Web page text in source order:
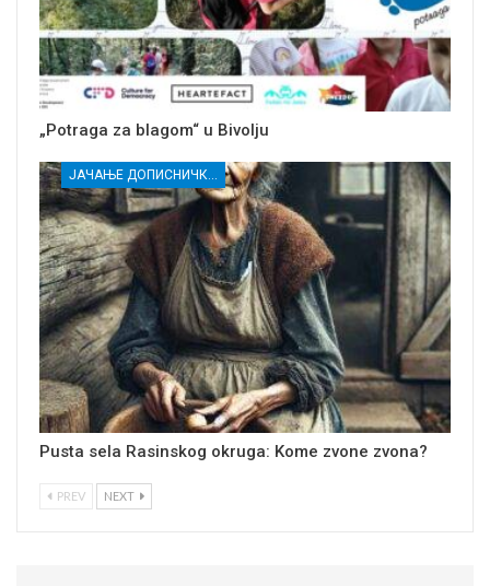
„Potraga za blagom“ u Bivolju
Pusta sela Rasinskog okruga: Kome zvone zvona?
PREV NEXT